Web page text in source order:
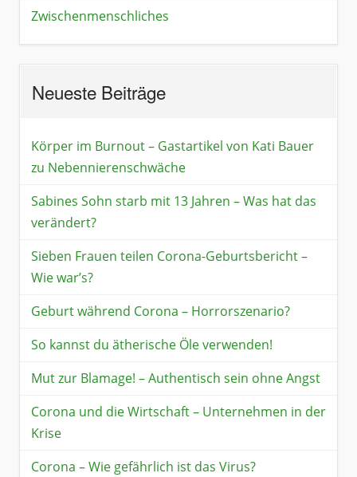
Zwischenmenschliches
Neueste Beiträge
Körper im Burnout – Gastartikel von Kati Bauer
zu Nebennierenschwäche
Sabines Sohn starb mit 13 Jahren – Was hat das
verändert?
Sieben Frauen teilen Corona-Geburtsbericht –
Wie war’s?
Geburt während Corona – Horrorszenario?
So kannst du ätherische Öle verwenden!
Mut zur Blamage! – Authentisch sein ohne Angst
Corona und die Wirtschaft – Unternehmen in der
Krise
Corona – Wie gefährlich ist das Virus?